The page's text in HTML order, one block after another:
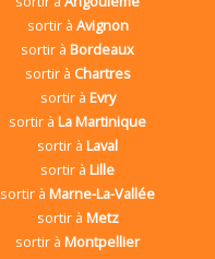
sortir à Avignon
sortir àBordeaux
sortir à Chartres
sortir à Evry
sortir àLa Martinique
sortir àLaval
sortir àLille
sortir àMarne-La-Vallée
sortir à Metz
sortir àMontpellier